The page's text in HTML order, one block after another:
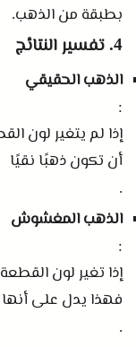
بطبقة من الذهب.
4. تفسير النتائج
الذهب الحقيقي
:
إذا لم يتغير لون
أن تكون ذهبًا نقيًا
.
الذهب المغشوش
:
إذا تغير لون
فهذا يدل على
.